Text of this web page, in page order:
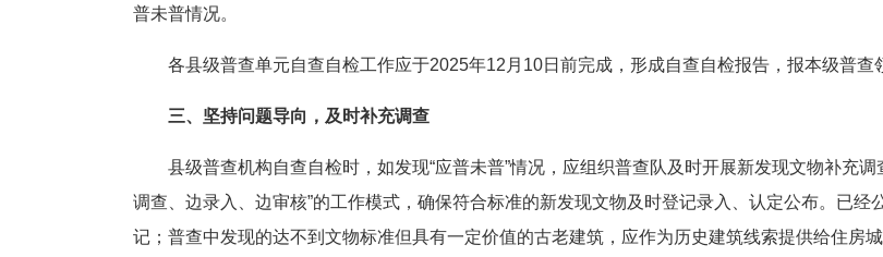
普未普情况。
各县级普查单元自查自检工作应于2025年12月10日前完成，形成自查自检报告，报本级普查
三、坚持问题导向，及时补充调查
县级普查机构自查自检时，如发现“应普未普”情况，应组织普查队及时开展新发现文物补充
调查、边录入、边审核”的工作模式，确保符合标准的新发现文物及时登记录入、认定公布。已
记；普查中发现的达不到文物标准但具有一定价值的古老建筑，应作为历史建筑线索提供给住房